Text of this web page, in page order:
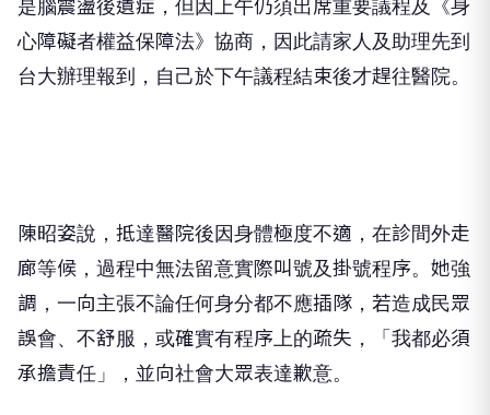
是腦震盪後遺症，但因上午仍須出席重要議程及《身
心障礙者權益保障法》協商，因此請家人及助理先到
台大辦理報到，自己於下午議程結束後才趕往醫院。
陳昭姿說，抵達醫院後因身體極度不適，在診間外走
廊等候，過程中無法留意實際叫號及掛號程序。她強
調，一向主張不論任何身分都不應插隊，若造成民眾
誤會、不舒服，或確實有程序上的疏失，「我都必須
承擔責任」，並向社會大眾表達歉意。